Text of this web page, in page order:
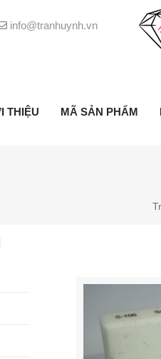
info@tranhuynh.vn
THIỆU MÃ SẢN PHẨM